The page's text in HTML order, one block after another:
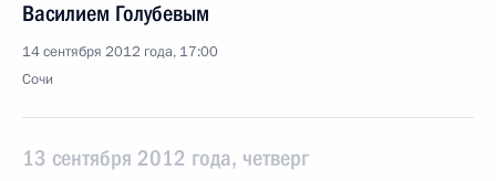
Василием Голубевым
14 сентября 2012 года, 17:00
Сочи
13 сентября 2012 года, четверг